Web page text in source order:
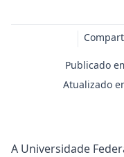
Publicado
Atualizado
A Universidade